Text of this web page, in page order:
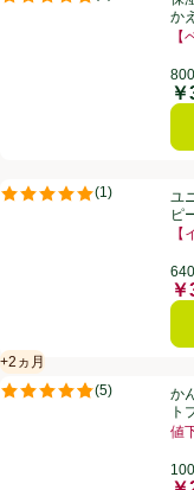
評価は8件のレビューで5
か
価
ユニリーバ ダヴボディ
(1)
評価は1件のレビューで5
ユ
ピ
価
かんたん便利な らくら
+2ヵ月
賞味・消費期限保証：2
(5)
評価は5件のレビューで5
か
ト
値